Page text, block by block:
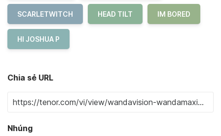
SCARLETWITCH HEAD TILT IM BORED
HI JOSHUA P
Chia sẻ URL
Nhúng